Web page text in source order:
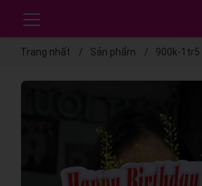
Trang nhất Sản phẩm 900k-1tr5